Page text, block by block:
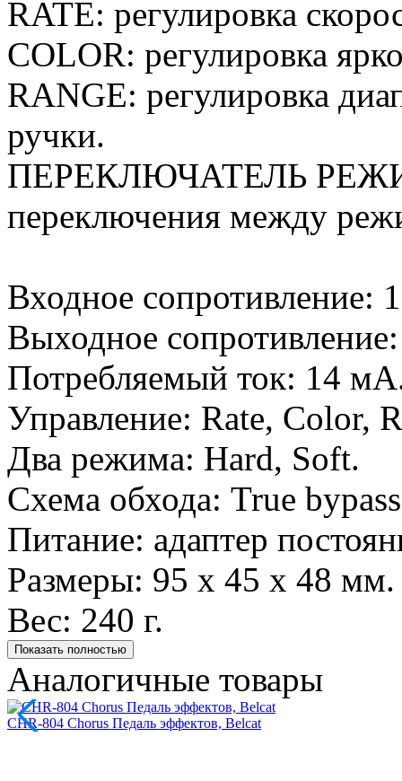
RATE: регулировка
COLOR: регулировка
RANGE: регулировка
ручки.
ПЕРЕКЛЮЧАТЕЛЬ
переключения между
Входное
Выходное
Потребляемый ток: 14
Управление: Rate, Color,
Два режима: Hard, Soft.
Схема обхода: True
Питание: адаптер
Размеры: 95 х 45 х 48 мм.
Вес: 240 г.
Показать полностью
Аналогичные товары
CHR-804 Chorus Педаль эффектов, Belcat